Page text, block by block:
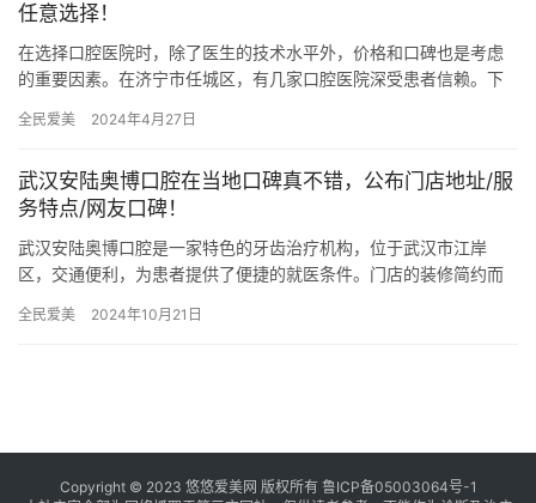
任意选择！
在选择口腔医院时，除了医生的技术水平外，价格和口碑也是考虑
的重要因素。在济宁市任城区，有几家口腔医院深受患者信赖。下
明智…
全民爱美 2024年4月27日
武汉安陆奥博口腔在当地口碑真不错，公布门店地址/服
务特点/网友口碑！
武汉安陆奥博口腔是一家特色的牙齿治疗机构，位于武汉市江岸
区，交通便利，为患者提供了便捷的就医条件。门店的装修简约而
为该地区…
全民爱美 2024年10月21日
Copyright © 2023 悠悠爱美网 版权所有 鲁ICP备05003064号-1